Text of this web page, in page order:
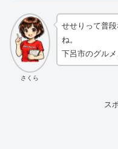
さくら
せせりって普
ね。
下呂市のグル
ス